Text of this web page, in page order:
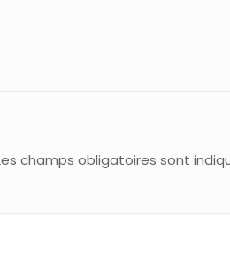
champs obligatoires sont